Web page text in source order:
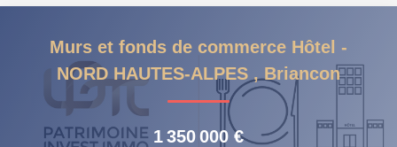
Cession D'entreprise
Locaux Commerciaux
VENDRE
Murs et fonds de commerce Hôtel -
NORD HAUTES-ALPES ,Briancon
1 350 000 €